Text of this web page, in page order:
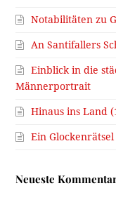
Notabilitäten zu
An Santifallers
Einblick in die
Männerportrait
Hinaus ins Land
Ein
Neueste